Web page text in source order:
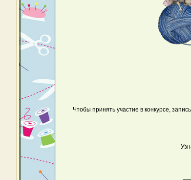
Чтобы принять участие в конкурсе,